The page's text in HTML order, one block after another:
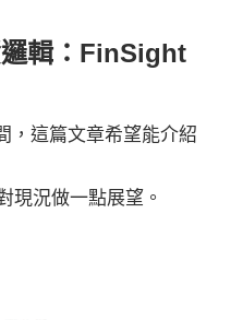
輯：FinSight
，這篇文章希望能介紹
現況做一點展望。